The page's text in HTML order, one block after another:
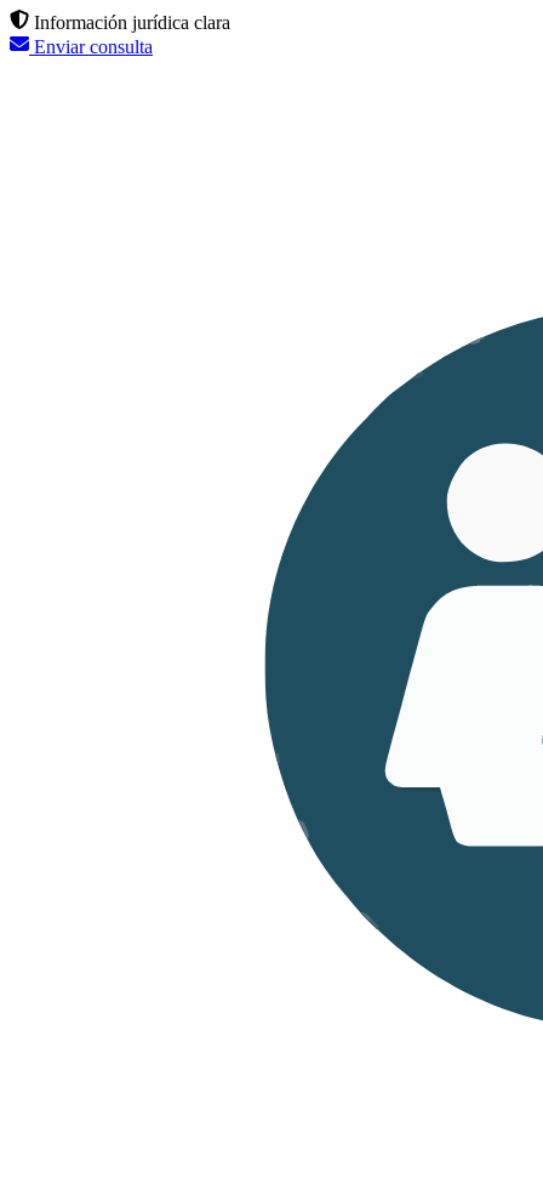
Información jurídica clara
Enviar consulta